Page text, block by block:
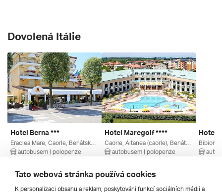
Dovolená Itálie
Hotel Berna ***
autobusem | polopenze
20 570 Kč
Hotel Maregolf ****
autobusem | polopenze
21 660 Kč
Hotel
Tato webová stránka používá cookies
K personalizaci obsahu a reklam, poskytování funkcí sociálních médií a